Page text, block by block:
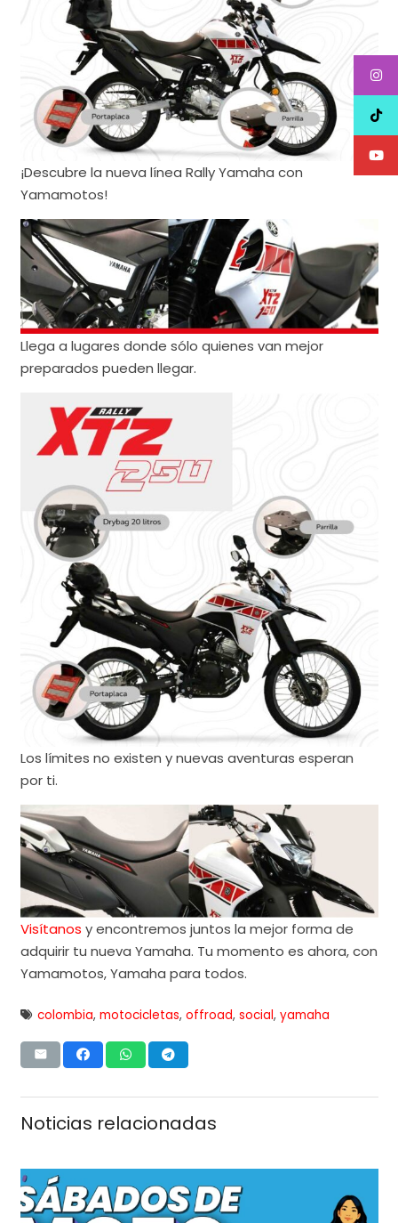
¡Descubre la nueva línea Rally Yamaha con
Yamamotos!
Llega a lugares donde sólo quienes van mejor
preparados pueden llegar.
Los límites no existen y nuevas aventuras esperan
por ti.
Visítanos y encontremos juntos la mejor forma de
adquirir tu nueva Yamaha. Tu momento es ahora, con
Yamamotos, Yamaha para todos.
colombia, motocicletas, offroad, social, yamaha
Noticias relacionadas